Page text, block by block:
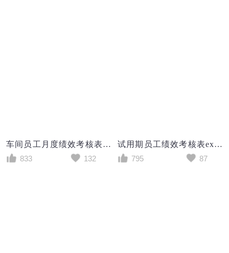
车间员工月度绩效考核表Excel表格
833
132
试用期员工绩效考核表excel模板
795
87